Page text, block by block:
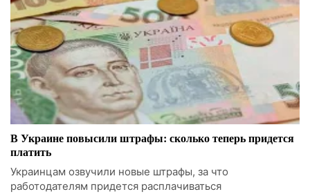
В Украине повысили штрафы: сколько теперь придется
платить
Украинцам озвучили новые штрафы, за что
работодателям придется расплачиваться